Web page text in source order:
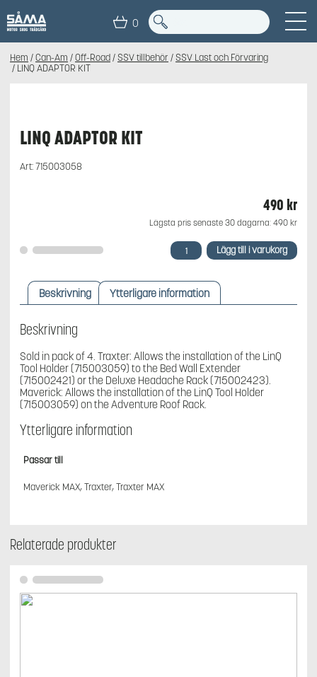
0
Hem /Can-Am /Off-Road/ SSV tillbehör / SSV Last och Förvaring
/ LINQ ADAPTOR KIT
LINQ ADAPTOR KIT
Art:715003058
490 kr
Lägsta pris senaste 30 dagarna: 490 kr
LINQ
ADAPTOR
mängd
Lägg till i varukorg
Beskrivning Ytterligare information
Beskrivning
Sold in pack of 4. Traxter: Allows the installation of the LinQ
Tool Holder (715003059) to the Bed Wall Extender
(715002421) or the Deluxe Headache Rack (715002423).
Maverick: Allows the installation of the LinQ Tool Holder
(715003059) on the Adventure Roof Rack.
Ytterligare information
Passar till
Maverick MAX, Traxter, Traxter MAX
Relaterade produkter